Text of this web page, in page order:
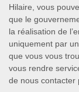
Hilaire, vous
que le
la réalisation de
uniquement par
que vous vous
vous rendre
de nous contacter